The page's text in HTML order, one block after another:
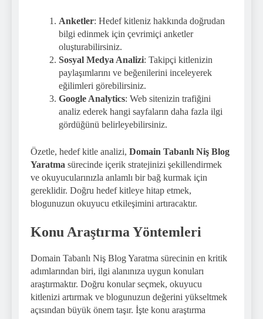
Anketler: Hedef kitleniz hakkında doğrudan
bilgi edinmek için çevrimiçi anketler
oluşturabilirsiniz.
Sosyal Medya Analizi: Takipçi kitlenizin
paylaşımlarını ve beğenilerini inceleyerek
eğilimleri görebilirsiniz.
Google Analytics: Web sitenizin trafiğini
analiz ederek hangi sayfaların daha fazla ilgi
gördüğünü belirleyebilirsiniz.
Özetle, hedef kitle analizi, Domain Tabanlı Niş Blog
Yaratma sürecinde içerik stratejinizi şekillendirmek
ve okuyucularınızla anlamlı bir bağ kurmak için
gereklidir. Doğru hedef kitleye hitap etmek,
blogunuzun okuyucu etkileşimini artıracaktır.
Konu Araştırma Yöntemleri
Domain Tabanlı Niş Blog Yaratma sürecinin en kritik
adımlarından biri, ilgi alanınıza uygun konuları
araştırmaktır. Doğru konular seçmek, okuyucu
kitlenizi artırmak ve blogunuzun değerini yükseltmek
açısından büyük önem taşır. İşte konu araştırma